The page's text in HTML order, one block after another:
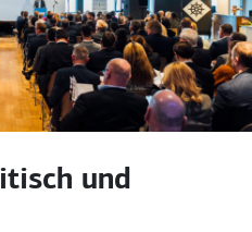
und